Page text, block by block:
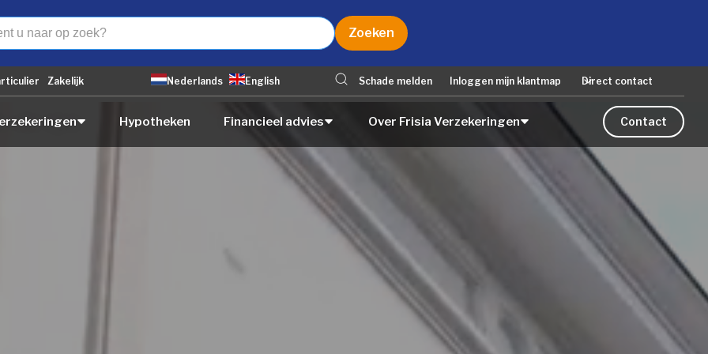
Zakelijk Nederlands English Schade melden Inloggen mijn klantmap Direct contact
Hypotheken Financieel advies Over Frisia Verzekeringen Contact